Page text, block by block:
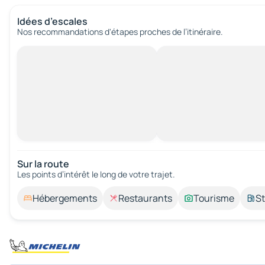
Idées d’escales
Nos recommandations d'étapes proches de l’itinéraire.
Sur la route
Les points d’intérêt le long de votre trajet.
Hébergements Restaurants Tourisme